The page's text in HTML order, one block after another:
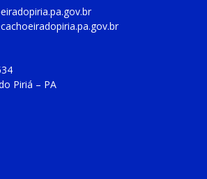
Piriá – PA